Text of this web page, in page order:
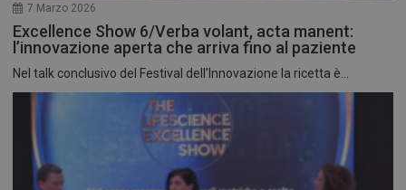
7 Marzo 2026
Excellence Show 6/Verba volant, acta manent:
l’innovazione aperta che arriva fino al paziente
Nel talk conclusivo del Festival dell’Innovazione la ricetta è...